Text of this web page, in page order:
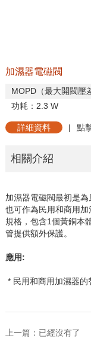
加濕器電磁閥
MOPD（最大開閥壓
功耗： 2.3 W
詳細資料 | 點
相關介紹
加濕器電磁閥最初是
也可作為民用和商用
規格，包含1個黃銅本
管提供額外保護。
應用:
* 民用和商用加濕器的
上一篇：已經沒有了